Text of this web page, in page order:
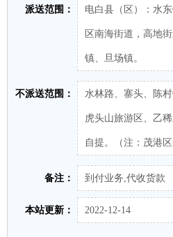
派送范围： 电白县（区）：水
区南海街道，高地
镇、旦场镇。
不派送范围： 水林路、寨头、陈
虎头山旅游区、乙
自提。（注：茂港
备注： 到付业务,代收货款
本站更新： 2022-12-14